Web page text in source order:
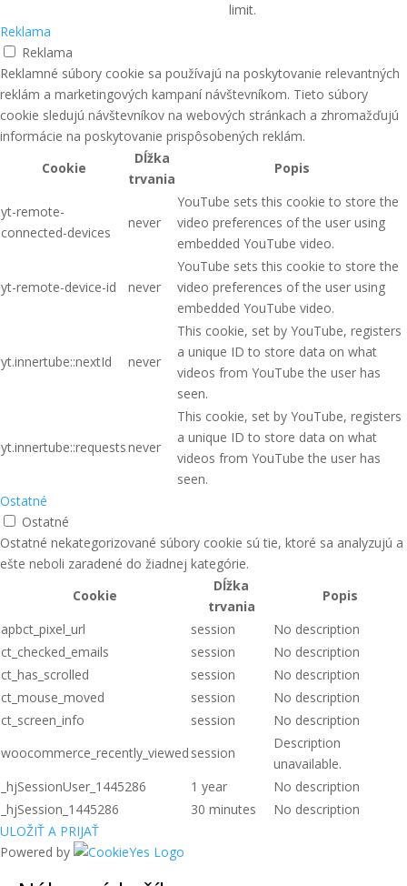
limit.
Reklama
Reklama
Reklamné súbory cookie sa používajú na poskytovanie relevantných
reklám a marketingových kampaní návštevníkom. Tieto súbory
cookie sledujú návštevníkov na webových stránkach a zhromažďujú
informácie na poskytovanie prispôsobených reklám.
Cookie
Dĺžka
trvania
Popis
yt-remote-
connected-devices
never
YouTube sets this cookie to store the
video preferences of the user using
embedded YouTube video.
yt-remote-device-id never
YouTube sets this cookie to store the
video preferences of the user using
embedded YouTube video.
yt.innertube::nextId never
This cookie, set by YouTube, registers
a unique ID to store data on what
videos from YouTube the user has
seen.
yt.innertube::requestsnever
This cookie, set by YouTube, registers
a unique ID to store data on what
videos from YouTube the user has
seen.
Ostatné
Ostatné
Ostatné nekategorizované súbory cookie sú tie, ktoré sa analyzujú a
ešte neboli zaradené do žiadnej kategórie.
Cookie
Dĺžka
trvania
Popis
apbct_pixel_url
session
No description
ct_checked_emails
session
No description
ct_has_scrolled
session
No description
ct_mouse_moved
session
No description
ct_screen_info
session
No description
woocommerce_recently_viewed session
Description
unavailable.
_hjSessionUser_1445286
1 year
No description
_hjSession_1445286
30 minutes
No description
ULOŽIŤ A PRIJAŤ
Powered by